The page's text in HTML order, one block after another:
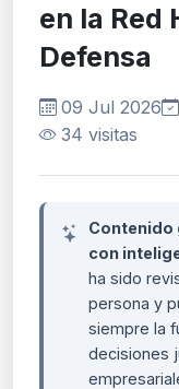
en la Red
Defensa
09 Jul 2026
34 visitas
Contenido
con
ha sido
persona y
siempre la
decisiones